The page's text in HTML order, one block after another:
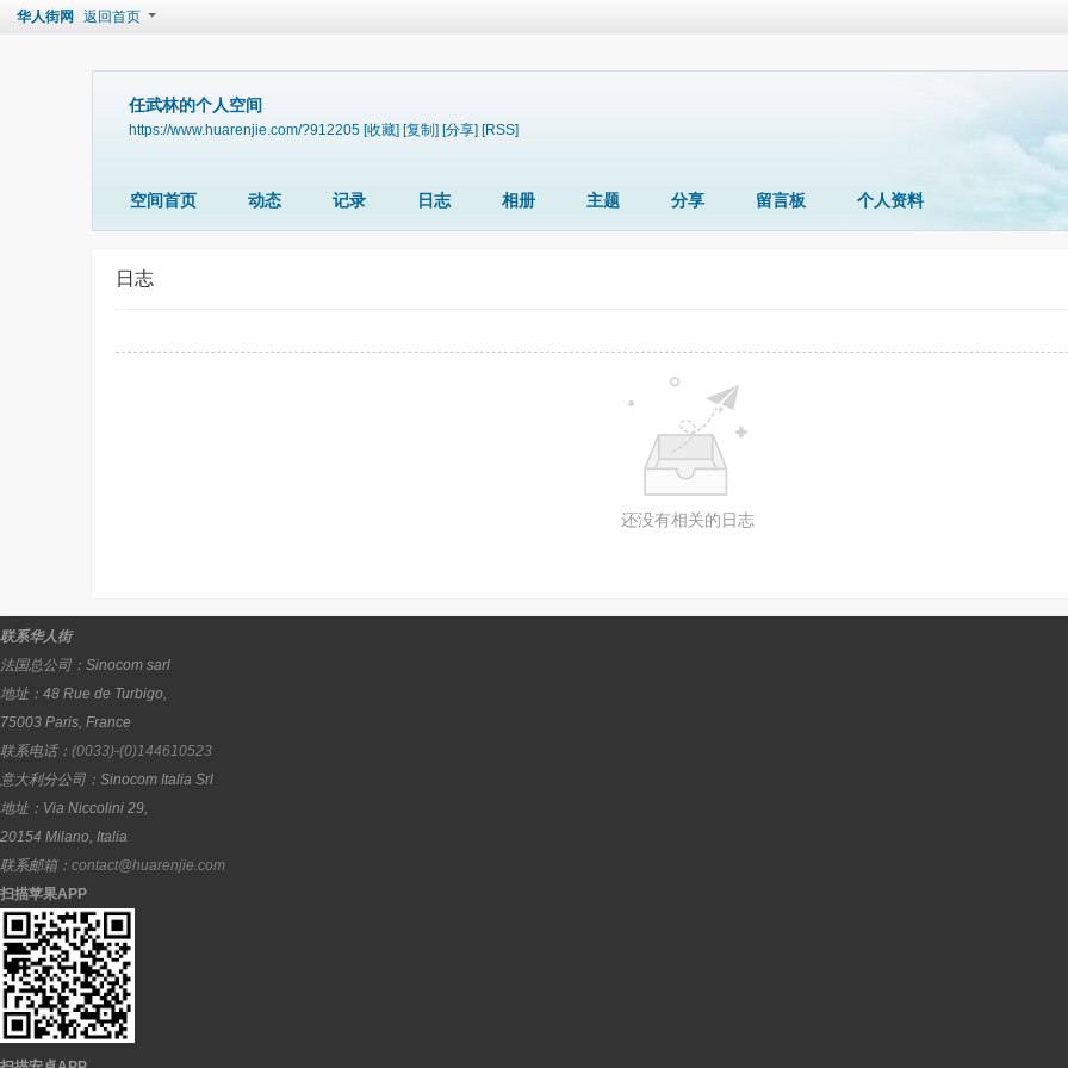
华人街网 返回首页
任武林的个人空间
https://www.huarenjie.com/?912205 [收藏] [复制] [分享] [RSS]
空间首页 动态 记录 日志 相册 主题 分享 留言板 个人资料
日志
还没有相关的日志
联系华人街
法国总公司： Sinocom sarl
地址： 48 Rue de Turbigo,
75003 Paris, France
联系电话： (0033)-(0)144610523
意大利分公司： Sinocom Italia Srl
地址： Via Niccolini 29,
20154 Milano, Italia
联系邮箱： contact@huarenjie.com
扫描苹果APP